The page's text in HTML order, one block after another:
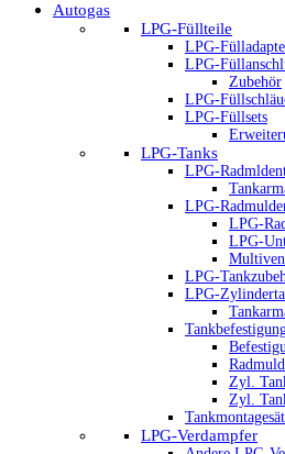
Autogas
LPG-Füllteile
LPG-
LPG-
Zubehör
LPG-
LPG-Füllsets
LPG-Tanks
LPG-
LPG-
LPG-
LPG-
LPG-
LPG-
Zyl.
Zyl.
LPG-Verdampfer